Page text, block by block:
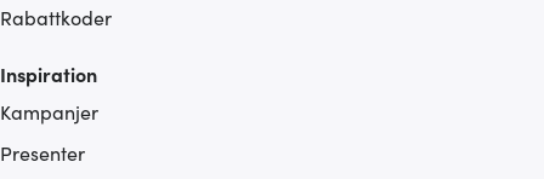
Rabattkoder
Inspiration
Kampanjer
Presenter